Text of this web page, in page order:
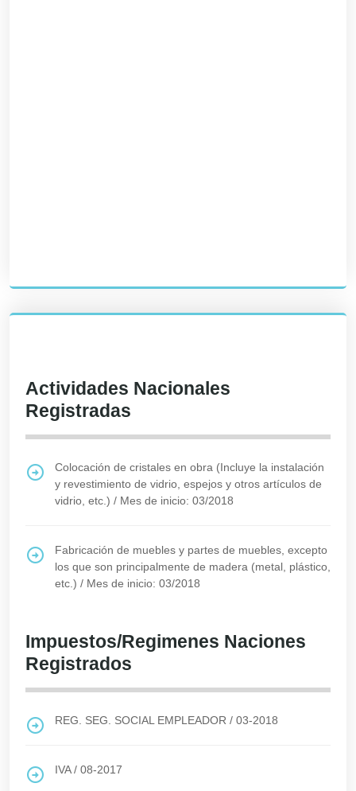
Actividades Nacionales
Registradas
Colocación de cristales en obra (Incluye la instalación
y revestimiento de vidrio, espejos y otros artículos de
vidrio, etc.) / Mes de inicio: 03/2018
Fabricación de muebles y partes de muebles, excepto
los que son principalmente de madera (metal, plástico,
etc.) / Mes de inicio: 03/2018
Impuestos/Regimenes Naciones
Registrados
REG. SEG. SOCIAL EMPLEADOR / 03-2018
IVA/ 08-2017